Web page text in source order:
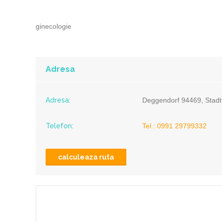
ginecologie
Adresa
Adresa: Deggendorf 94469,
Telefon: Tel.: 0991 29799332
calculeaza ruta